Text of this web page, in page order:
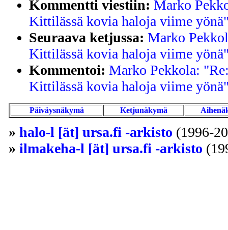
Kommentti viestiin: Marko
Kittilässä kovia haloja viime
Seuraava ketjussa: Marko
Kittilässä kovia haloja viime
Kommentoi: Marko Pekkola:
Kittilässä kovia haloja viime
Päiväysnäkymä Ketjunäkymä
» halo-l [ät] ursa.fi -arkisto (1996-
» ilmakeha-l [ät] ursa.fi -arkisto